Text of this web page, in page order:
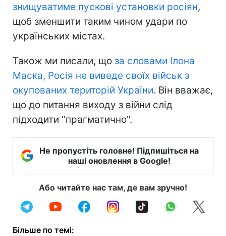
знищуватиме пускові установки росіян,
щоб зменшити таким чином удари по
українських містах.
Також ми писали, що за словами Ілона
Маска, Росія не виведе своїх військ з
окупованих територій України. Він вважає,
що до питання виходу з війни слід
підходити "прагматично".
Не пропустіть головне! Підпишіться на
наші оновлення в Google!
Або читайте нас там, де вам зручно!
Більше по темі: